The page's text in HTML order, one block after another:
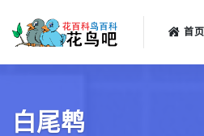
首页
白尾鹎